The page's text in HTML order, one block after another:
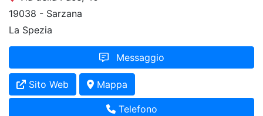
19038 - Sarzana
La Spezia
Messaggio
Sito Web Mappa
Telefono